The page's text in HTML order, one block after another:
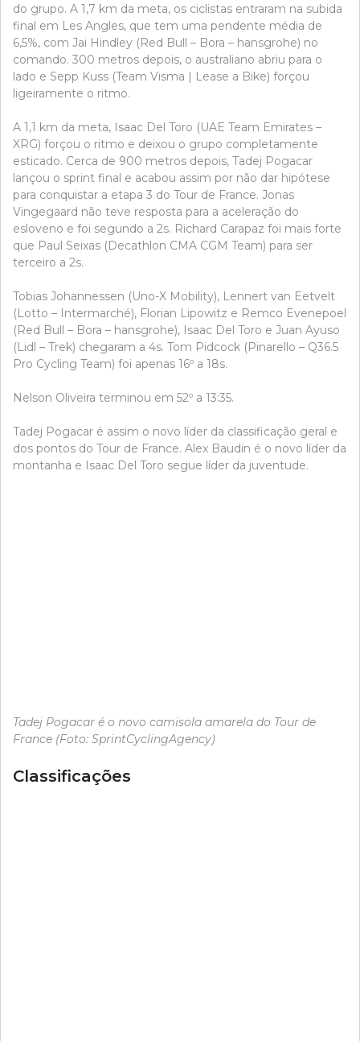
do grupo. A 1,7 km da meta, os ciclistas entraram na subida
final em Les Angles, que tem uma pendente média de
6,5%, com Jai Hindley (Red Bull – Bora – hansgrohe) no
comando. 300 metros depois, o australiano abriu para o
lado e Sepp Kuss (Team Visma | Lease a Bike) forçou
ligeiramente o ritmo.
A 1,1 km da meta, Isaac Del Toro (UAE Team Emirates –
XRG) forçou o ritmo e deixou o grupo completamente
esticado. Cerca de 900 metros depois, Tadej Pogacar
lançou o sprint final e acabou assim por não dar hipótese
para conquistar a etapa 3 do Tour de France. Jonas
Vingegaard não teve resposta para a aceleração do
esloveno e foi segundo a 2s. Richard Carapaz foi mais forte
que Paul Seixas (Decathlon CMA CGM Team) para ser
terceiro a 2s.
Tobias Johannessen (Uno-X Mobility), Lennert van Eetvelt
(Lotto – Intermarché), Florian Lipowitz e Remco Evenepoel
(Red Bull – Bora – hansgrohe), Isaac Del Toro e Juan Ayuso
(Lidl – Trek) chegaram a 4s. Tom Pidcock (Pinarello – Q36.5
Pro Cycling Team) foi apenas 16º a 18s.
Nelson Oliveira terminou em 52º a 13:35.
Tadej Pogacar é assim o novo líder da classificação geral e
dos pontos do Tour de France. Alex Baudin é o novo líder da
montanha e Isaac Del Toro segue líder da juventude.
Tadej Pogacar é o novo camisola amarela do Tour de
France (Foto: SprintCyclingAgency)
Classificações